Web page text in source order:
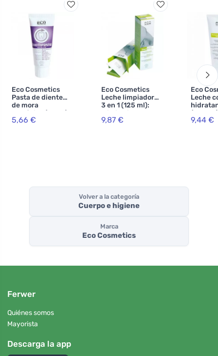
Eco Cosmetics
Pasta de dientes
de mora
ecológica (75 ml)
- sin flúor
5,66 €
Eco Cosmetics
Leche limpiadora
3 en 1 (125 ml):
elimina incluso el
maquillaje
9,87 €
Eco
Leche
(200
hoja de
9,44 €
Volver a la categoría
Cuerpo e higiene
Marca
Eco Cosmetics
Ferwer
Quiénes somos
Mayorista
Descarga la app